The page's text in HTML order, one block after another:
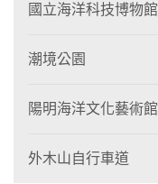
國立海洋科技博物館
潮境公園
陽明海洋文化藝術館
外木山自行車道